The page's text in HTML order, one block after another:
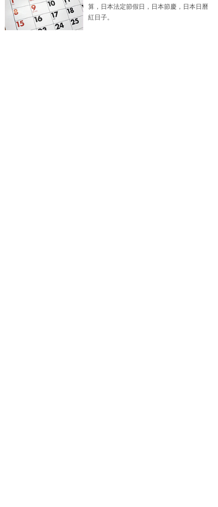
算，日本法定節假日，日本節慶，日本日曆
紅日子。